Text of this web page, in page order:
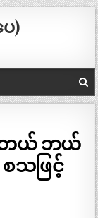
)
တယ် ဘယ်
သဖြင့်